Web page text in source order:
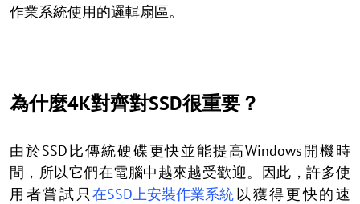
作業系統使用的邏輯扇區。
為什麼4K對齊對SSD很重要？
由於SSD比傳統硬碟更快並能提高Windows開機時
間，所以它們在電腦中越來越受歡迎。因此，許多使
用者嘗試只在SSD上安裝作業系統以獲得更快的速